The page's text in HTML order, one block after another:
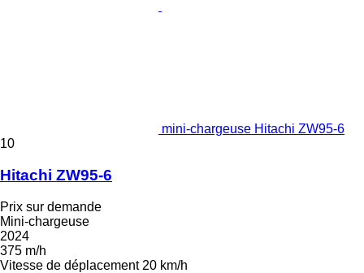
mini-chargeuse Hitachi ZW95-6
10
Hitachi ZW95-6
Prix sur demande
Mini-chargeuse
2024
375 m/h
Vitesse de déplacement 20 km/h